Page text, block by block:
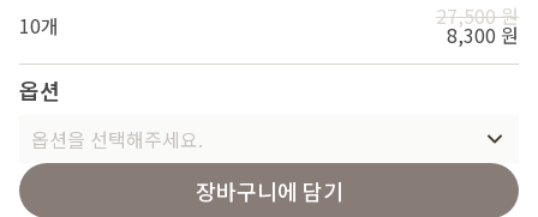
10개 27,500 원
8,300 원
옵션
옵션을 선택해주세요.
장바구니에 담기